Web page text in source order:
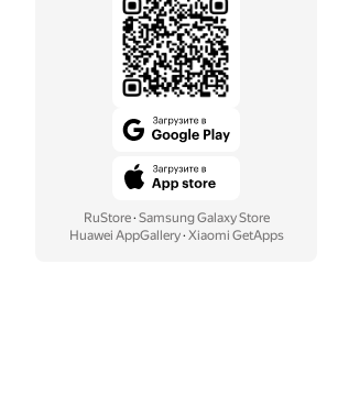
RuStore· Samsung Galaxy Store
Huawei AppGallery· Xiaomi GetApps